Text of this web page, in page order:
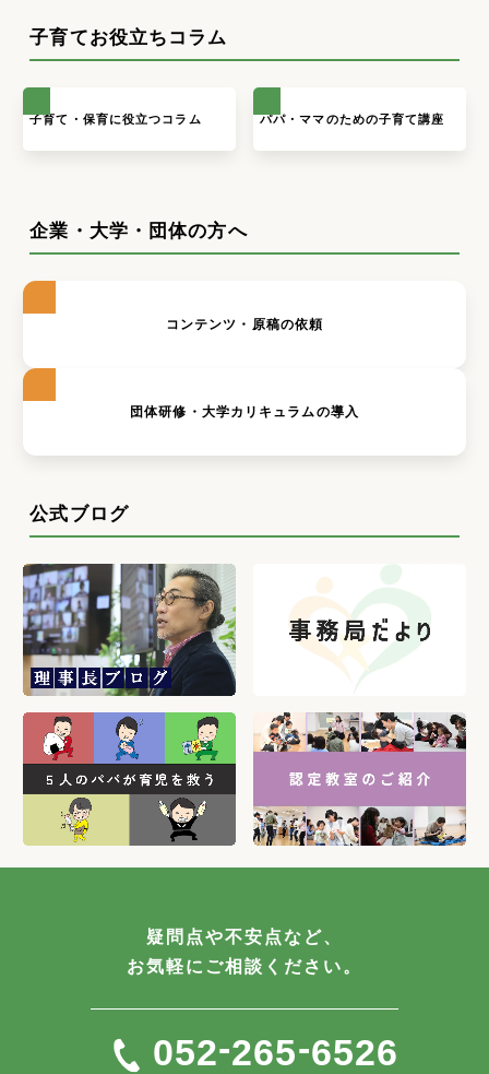
子育てお役立ちコラム
子育て・保育に役立つコラム パパ・ママのための子育て講座
企業・大学・団体の方へ
コンテンツ・原稿の依頼
団体研修・大学カリキュラムの導入
公式ブログ
疑問点や不安点など、
お気軽にご相談ください。
052-265-6526